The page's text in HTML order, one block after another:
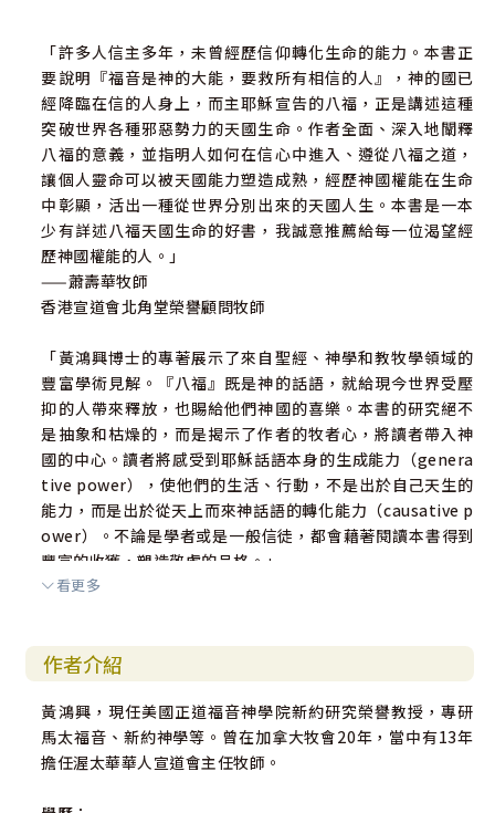
「許多人信主多年，未曾經歷信仰轉化生命的能力。本書正
要說明『福音是神的大能，要救所有相信的人』，神的國已
經降臨在信的人身上，而主耶穌宣告的八福，正是講述這種
突破世界各種邪惡勢力的天國生命。作者全面、深入地闡釋
八福的意義，並指明人如何在信心中進入、遵從八福之道，
讓個人靈命可以被天國能力塑造成熟，經歷神國權能在生命
中彰顯，活出一種從世界分別出來的天國人生。本書是一本
少有詳述八福天國生命的好書，我誠意推薦給每一位渴望經
歷神國權能的人。」
——蕭壽華牧師
香港宣道會北角堂榮譽顧問牧師
「黃鴻興博士的專著展示了來自聖經、神學和教牧學領域的
豐富學術見解。『八福』既是神的話語，就給現今世界受壓
抑的人帶來釋放，也賜給他們神國的喜樂。本書的研究絕不
是抽象和枯燥的，而是揭示了作者的牧者心，將讀者帶入神
國的中心。讀者將感受到耶穌話語本身的生成能力（genera
tive power），使他們的生活、行動，不是出於自己天生的
能力，而是出於從天上而來神話語的轉化能力（causative p
ower）。不論是學者或是一般信徒，都會藉著閱讀本書得到
豐富的收獲，塑造敬虔的品格。」
——嚴建平博士
前麥格夫（Alister E. McGrath）基督教思想和靈命塑造教
席教授
看更多
作者介紹
黃鴻興，現任美國正道福音神學院新約研究榮譽教授，專研
馬太福音、新約神學等。曾在加拿大牧會20年，當中有13年
擔任渥太華華人宣道會主任牧師。